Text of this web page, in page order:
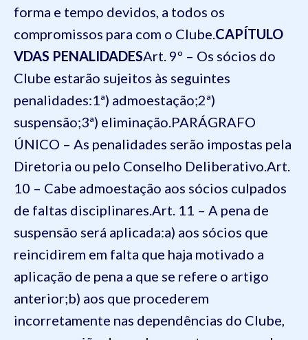
forma e tempo devidos, a todos os
compromissos para com o Clube.CAPÍTULO
VDAS PENALIDADESArt. 9º – Os sócios do
Clube estarão sujeitos às seguintes
penalidades:1ª) admoestação;2ª)
suspensão;3ª) eliminação.PARÁGRAFO
ÚNICO – As penalidades serão impostas pela
Diretoria ou pelo Conselho Deliberativo.Art.
10 – Cabe admoestação aos sócios culpados
de faltas disciplinares.Art. 11 – A pena de
suspensão será aplicada:a) aos sócios que
reincidirem em falta que haja motivado a
aplicação de pena a que se refere o artigo
anterior;b) aos que procederem
incorretamente nas dependências do Clube,